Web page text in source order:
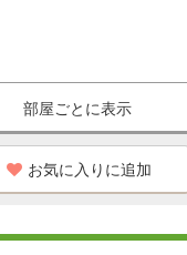
部屋ごとに表示
お気に入りに追加